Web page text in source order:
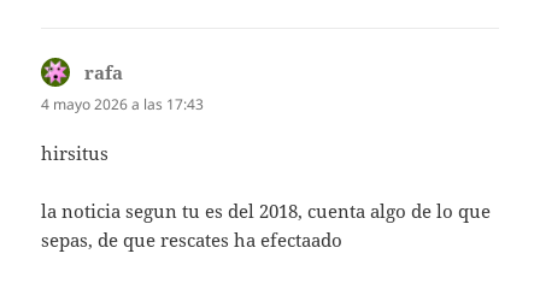
rafa
4 mayo 2026 a las 17:43
hirsitus
la noticia segun tu es del 2018, cuenta algo de lo que
sepas, de que rescates ha efectaado